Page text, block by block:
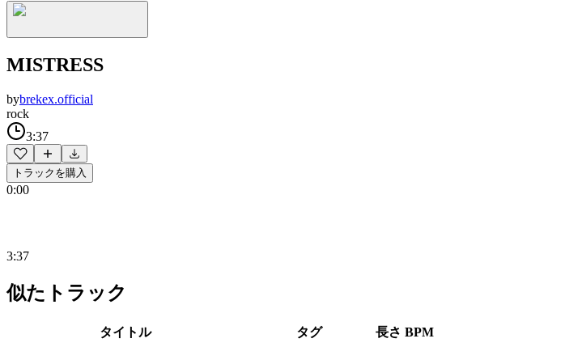
MISTRESS
bybrekex.official
rock
3:37
トラックを購入
0:00
3:37
似たトラック
タイトル タグ 長さ BPM